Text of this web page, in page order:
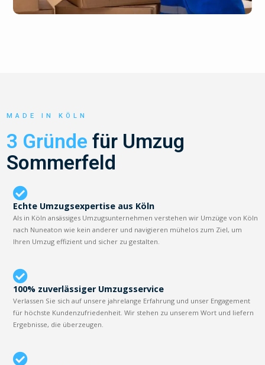
MADE IN KÖLN
3 Gründe für Umzug
Sommerfeld
Echte Umzugsexpertise aus Köln
Als in Köln ansässiges Umzugsunternehmen verstehen wir Umzüge von Köln
nach Nuneaton wie kein anderer und navigieren mühelos zum Ziel, um
Ihren Umzug effizient und sicher zu gestalten.
100% zuverlässiger Umzugsservice
Verlassen Sie sich auf unsere jahrelange Erfahrung und unser Engagement
für höchste Kundenzufriedenheit. Wir stehen zu unserem Wort und liefern
Ergebnisse, die überzeugen.